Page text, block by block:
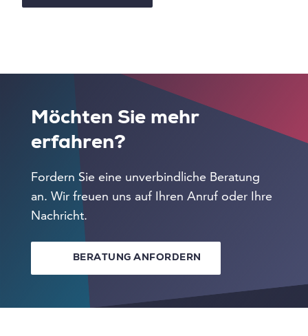
Möchten Sie mehr
erfahren?
Fordern Sie eine unverbindliche Beratung
an. Wir freuen uns auf Ihren Anruf oder Ihre
Nachricht.
BERATUNG ANFORDERN